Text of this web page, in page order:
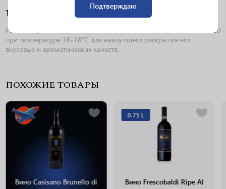
Подтверждаю
Температура подачи
Рекомендуется подавать Brunello di Montalcino Riserva DOCG 2010
при температуре 16-18°C для наилучшего раскрытия его
вкусовых и ароматических качеств.
ПОХОЖИЕ ТОВАРЫ
Вино Casisano Brunello di
0.75 L
Вино Frescobaldi Ripe Al